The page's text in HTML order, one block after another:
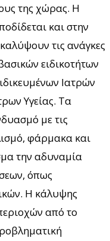
της χώρας. Η
και στην
τις ανάγκες
ειδικοτήτων
Ιατρών
Υγείας. Τα
με τις
φάρμακα και
την αδυναμία
όπως
Η κάλυψης
από το